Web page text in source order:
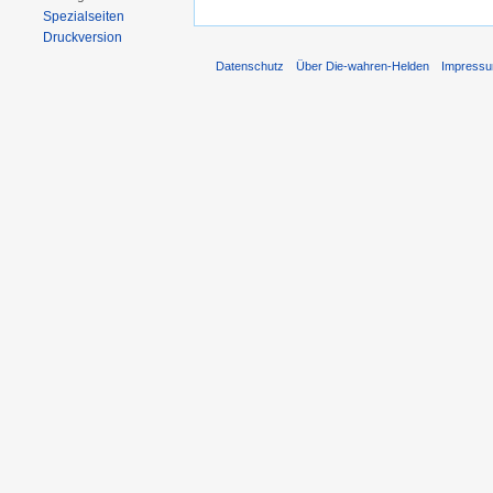
Spezialseiten
Druckversion
Datenschutz Über Die-wahren-Helden